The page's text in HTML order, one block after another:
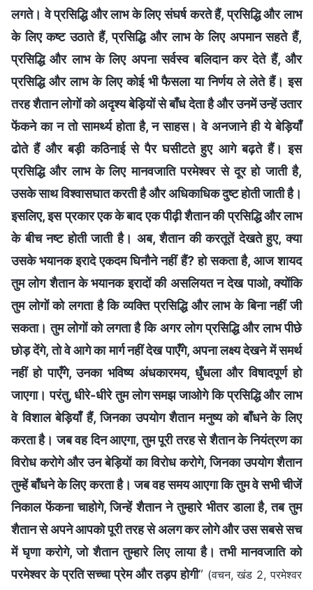
लगते। वे प्रसिद्धि और लाभ के लिए संघर्ष करते हैं, प्रसिद्धि और लाभ
के लिए कष्ट उठाते हैं, प्रसिद्धि और लाभ के लिए अपमान सहते हैं,
प्रसिद्धि और लाभ के लिए अपना सर्वस्व बलिदान कर देते हैं, और
प्रसिद्धि और लाभ के लिए कोई भी फैसला या निर्णय ले लेते हैं। इस
तरह शैतान लोगों को अदृश्य बेड़ियों से बाँध देता है और उनमें उन्हें उतार
फेंकने का न तो सामर्थ्‍य होता है, न साहस। वे अनजाने ही ये बेड़ियाँ
ढोते हैं और बड़ी कठिनाई से पैर घसीटते हुए आगे बढ़ते हैं। इस
प्रसिद्धि और लाभ के लिए मानवजाति परमेश्वर से दूर हो जाती है,
उसके साथ विश्वासघात करती है और अधिकाधिक दुष्ट होती जाती है।
इसलिए, इस प्रकार एक के बाद एक पीढ़ी शैतान की प्रसिद्धि और लाभ
के बीच नष्ट होती जाती है। अब, शैतान की करतूतें देखते हुए, क्या
उसके भयानक इरादे एकदम घिनौने नहीं हैं? हो सकता है, आज शायद
तुम लोग शैतान के भयानक इरादों की असलियत न देख पाओ, क्योंकि
तुम लोगों को लगता है कि व्यक्ति प्रसिद्धि और लाभ के बिना नहीं जी
सकता। तुम लोगों को लगता है कि अगर लोग प्रसिद्धि और लाभ पीछे
छोड़ देंगे, तो वे आगे का मार्ग नहीं देख पाएँगे, अपना लक्ष्य देखने में समर्थ
नहीं हो पाएँगे, उनका भविष्य अंधकारमय, धुँधला और विषादपूर्ण हो
जाएगा। परंतु, धीरे-धीरे तुम लोग समझ जाओगे कि प्रसिद्धि और लाभ
वे विशाल बेड़ियाँ हैं, जिनका उपयोग शैतान मनुष्य को बाँधने के लिए
करता है। जब वह दिन आएगा, तुम पूरी तरह से शैतान के नियंत्रण का
विरोध करोगे और उन बेड़ियों का विरोध करोगे, जिनका उपयोग शैतान
तुम्हें बाँधने के लिए करता है। जब वह समय आएगा कि तुम वे सभी चीजें
निकाल फेंकना चाहोगे, जिन्हें शैतान ने तुम्हारे भीतर डाला है, तब तुम
शैतान से अपने आपको पूरी तरह से अलग कर लोगे और उस सबसे सच
में घृणा करोगे, जो शैतान तुम्हारे लिए लाया है। तभी मानवजाति को
परमेश्वर के प्रति सच्चा प्रेम और तड़प होगी” (वचन, खंड 2, परमेश्वर